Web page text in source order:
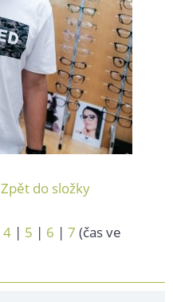
Zpět do složky
4 | 5 | 6 | 7 (čas ve